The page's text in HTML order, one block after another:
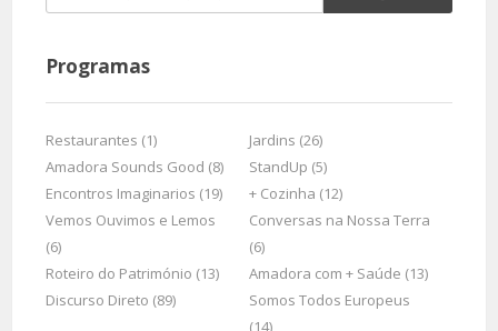
Programas
Restaurantes (1)
Jardins (26)
Amadora Sounds Good (8)
StandUp (5)
Encontros Imaginarios (19)
+ Cozinha (12)
Vemos Ouvimos e Lemos
(6)
Conversas na Nossa Terra
(6)
Roteiro do Património (13)
Amadora com + Saúde (13)
Discurso Direto (89)
Somos Todos Europeus
(14)